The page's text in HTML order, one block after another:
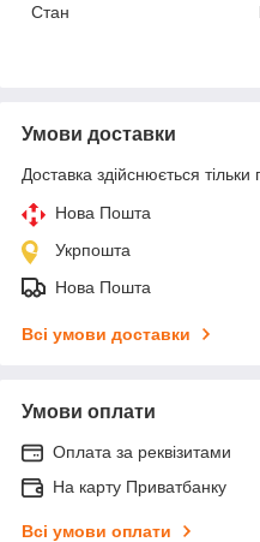
Стан
Умови доставки
Доставка здійснюється тільки
Нова Пошта
Укрпошта
Нова Пошта
Всі умови доставки
Умови оплати
Оплата за реквізитами
На карту Приватбанку
Всі умови оплати